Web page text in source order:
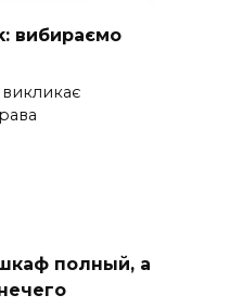
вибираємо
полный, а